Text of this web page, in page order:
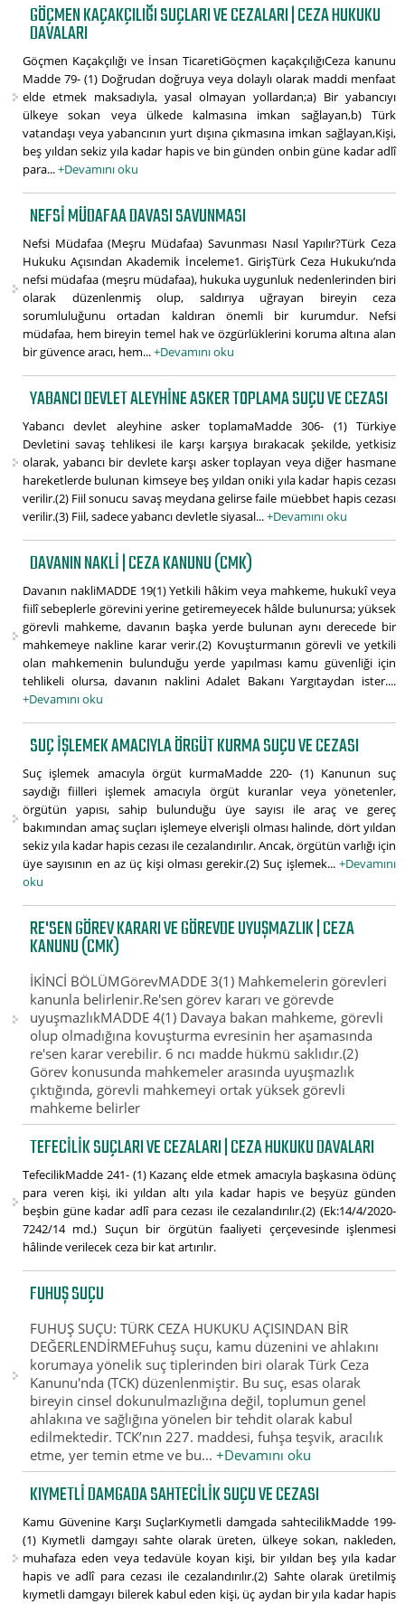
GÖÇMEN KAÇAKÇILIĞI SUÇLARI VE CEZALARI | CEZA HUKUKU
DAVALARI
Göçmen Kaçakçılığı ve İnsan TicaretiGöçmen kaçakçılığıCeza kanunu
Madde 79- (1) Doğrudan doğruya veya dolaylı olarak maddi menfaat
elde etmek maksadıyla, yasal olmayan yollardan;a) Bir yabancıyı
ülkeye sokan veya ülkede kalmasına imkan sağlayan,b) Türk
vatandaşı veya yabancının yurt dışına çıkmasına imkan sağlayan,Kişi,
beş yıldan sekiz yıla kadar hapis ve bin günden onbin güne kadar adlî
para...+Devamını oku
NEFSI MÜDAFAA DAVASI SAVUNMASI
Nefsi Müdafaa (Meşru Müdafaa) Savunması Nasıl Yapılır?Türk Ceza
Hukuku Açısından Akademik İnceleme1. GirişTürk Ceza Hukuku’nda
nefsi müdafaa (meşru müdafaa), hukuka uygunluk nedenlerinden biri
olarak düzenlenmiş olup, saldırıya uğrayan bireyin ceza
sorumluluğunu ortadan kaldıran önemli bir kurumdur. Nefsi
müdafaa, hem bireyin temel hak ve özgürlüklerini koruma altına alan
bir güvence aracı, hem...+Devamını oku
YABANCI DEVLET ALEYHINE ASKER TOPLAMA SUÇU VE CEZASI
Yabancı devlet aleyhine asker toplamaMadde 306- (1) Türkiye
Devletini savaş tehlikesi ile karşı karşıya bırakacak şekilde, yetkisiz
olarak, yabancı bir devlete karşı asker toplayan veya diğer hasmane
hareketlerde bulunan kimseye beş yıldan oniki yıla kadar hapis cezası
verilir.(2) Fiil sonucu savaş meydana gelirse faile müebbet hapis cezası
verilir.(3) Fiil, sadece yabancı devletle siyasal...+Devamını oku
DAVANIN NAKLI | CEZA KANUNU (CMK)
Davanın nakliMADDE 19(1) Yetkili hâkim veya mahkeme, hukukî veya
fiilî sebeplerle görevini yerine getiremeyecek hâlde bulunursa; yüksek
görevli mahkeme, davanın başka yerde bulunan aynı derecede bir
mahkemeye nakline karar verir.(2) Kovuşturmanın görevli ve yetkili
olan mahkemenin bulunduğu yerde yapılması kamu güvenliği için
tehlikeli olursa, davanın naklini Adalet Bakanı Yargıtaydan ister....
+Devamını oku
SUÇ IŞLEMEK AMACIYLA ÖRGÜT KURMA SUÇU VE CEZASI
Suç işlemek amacıyla örgüt kurmaMadde 220- (1) Kanunun suç
saydığı fiilleri işlemek amacıyla örgüt kuranlar veya yönetenler,
örgütün yapısı, sahip bulunduğu üye sayısı ile araç ve gereç
bakımından amaç suçları işlemeye elverişli olması halinde, dört yıldan
sekiz yıla kadar hapis cezası ile cezalandırılır. Ancak, örgütün varlığı için
üye sayısının en az üç kişi olması gerekir.(2) Suç işlemek... +Devamını
oku
RE'SEN GÖREV KARARI VE GÖREVDE UYUŞMAZLIK | CEZA
KANUNU (CMK)
İKİNCİ BÖLÜMGörevMADDE 3(1) Mahkemelerin görevleri
kanunla belirlenir.Re'sen görev kararı ve görevde
uyuşmazlıkMADDE 4(1) Davaya bakan mahkeme, görevli
olup olmadığına kovuşturma evresinin her aşamasında
re'sen karar verebilir. 6 ncı madde hükmü saklıdır.(2)
Görev konusunda mahkemeler arasında uyuşmazlık
çıktığında, görevli mahkemeyi ortak yüksek görevli
mahkeme belirler
TEFECILIK SUÇLARI VE CEZALARI | CEZA HUKUKU DAVALARI
TefecilikMadde 241- (1) Kazanç elde etmek amacıyla başkasına ödünç
para veren kişi, iki yıldan altı yıla kadar hapis ve beşyüz günden
beşbin güne kadar adlî para cezası ile cezalandırılır.(2) (Ek:14/4/2020-
7242/14 md.) Suçun bir örgütün faaliyeti çerçevesinde işlenmesi
hâlinde verilecek ceza bir kat artırılır.
FUHUŞ SUÇU
FUHUŞ SUÇU: TÜRK CEZA HUKUKU AÇISINDAN BİR
DEĞERLENDİRMEFuhuş suçu, kamu düzenini ve ahlakını
korumaya yönelik suç tiplerinden biri olarak Türk Ceza
Kanunu'nda (TCK) düzenlenmiştir. Bu suç, esas olarak
bireyin cinsel dokunulmazlığına değil, toplumun genel
ahlakına ve sağlığına yönelen bir tehdit olarak kabul
edilmektedir. TCK’nın 227. maddesi, fuhşa teşvik, aracılık
etme, yer temin etme ve bu...+Devamını oku
KIYMETLI DAMGADA SAHTECILIK SUÇU VE CEZASI
Kamu Güvenine Karşı SuçlarKıymetli damgada sahtecilikMadde 199-
(1) Kıymetli damgayı sahte olarak üreten, ülkeye sokan, nakleden,
muhafaza eden veya tedavüle koyan kişi, bir yıldan beş yıla kadar
hapis ve adlî para cezası ile cezalandırılır.(2) Sahte olarak üretilmiş
kıymetli damgayı bilerek kabul eden kişi, üç aydan bir yıla kadar hapis